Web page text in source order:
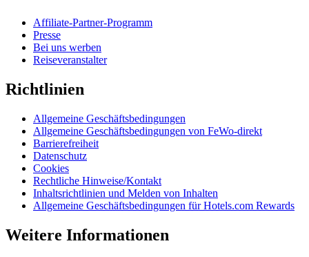
Affiliate-Partner-Programm
Presse
Bei uns werben
Reiseveranstalter
Richtlinien
Allgemeine Geschäftsbedingungen
Allgemeine Geschäftsbedingungen von FeWo-direkt
Barrierefreiheit
Datenschutz
Cookies
Rechtliche Hinweise/Kontakt
Inhaltsrichtlinien und Melden von Inhalten
Allgemeine Geschäftsbedingungen für Hotels.com Rewards
Weitere Informationen